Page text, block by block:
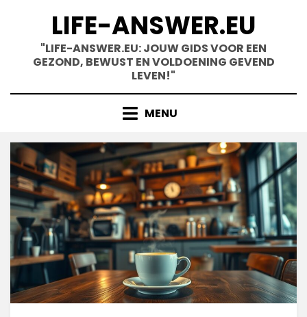
LIFE-ANSWER.EU
"LIFE-ANSWER.EU: JOUW GIDS VOOR EEN
GEZOND, BEWUST EN VOLDOENING GEVEND
LEVEN!"
MENU